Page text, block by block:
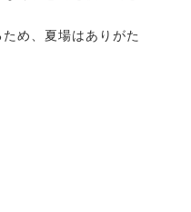
め、夏場はありがた